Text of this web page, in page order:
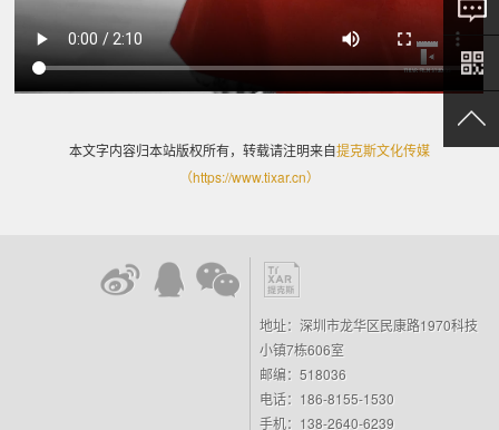
本文字内容归本站版权所有，转载请注明来自提克斯文化传媒
（https://www.tixar.cn）
地址：深圳市龙华区民康路1970科技
小镇7栋606室
邮编：518036
电话：186-8155-1530
手机：138-2640-6239
138-
2640-
6239
点击咨
询